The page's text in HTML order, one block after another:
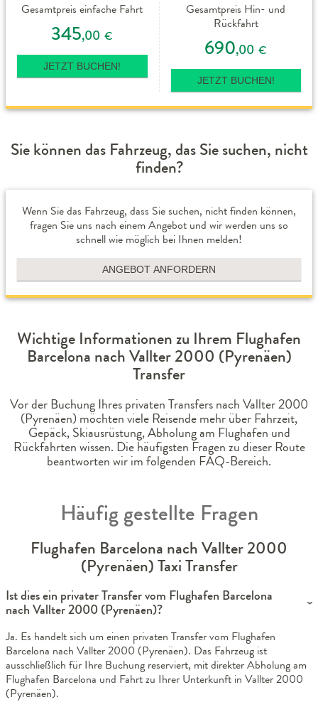
Gesamtpreis einfache Fahrt
345,00 €
JETZT BUCHEN!
Gesamtpreis Hin- und
Rückfahrt
690,00 €
JETZT BUCHEN!
Sie können das Fahrzeug, das Sie suchen, nicht
finden?
Wenn Sie das Fahrzeug, dass Sie suchen, nicht finden können,
fragen Sie uns nach einem Angebot und wir werden uns so
schnell wie möglich bei Ihnen melden!
ANGEBOT ANFORDERN
Wichtige Informationen zu Ihrem Flughafen
Barcelona nach Vallter 2000 (Pyrenäen)
Transfer
Vor der Buchung Ihres privaten Transfers nach Vallter 2000
(Pyrenäen) möchten viele Reisende mehr über Fahrzeit,
Gepäck, Skiausrüstung, Abholung am Flughafen und
Rückfahrten wissen. Die häufigsten Fragen zu dieser Route
beantworten wir im folgenden FAQ-Bereich.
Häufig gestellte Fragen
Flughafen Barcelona nach Vallter 2000
(Pyrenäen) Taxi Transfer
Ist dies ein privater Transfer vom Flughafen Barcelona
nach Vallter 2000 (Pyrenäen)?
Ja. Es handelt sich um einen privaten Transfer vom Flughafen
Barcelona nach Vallter 2000 (Pyrenäen). Das Fahrzeug ist
ausschließlich für Ihre Buchung reserviert, mit direkter Abholung am
Flughafen Barcelona und Fahrt zu Ihrer Unterkunft in Vallter 2000
(Pyrenäen).